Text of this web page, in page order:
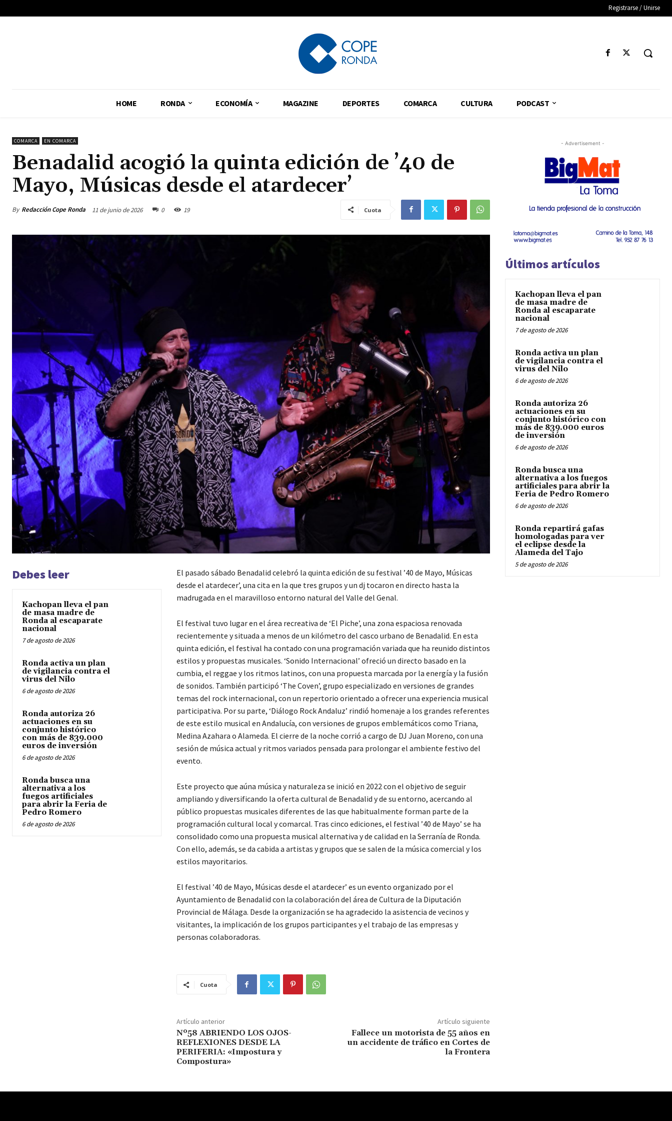
Registrarse / Unirse
HOME RONDA ECONOMÍA MAGAZINE DEPORTES COMARCA CULTURA PODCAST
COMARCA EN COMARCA
Benadalid acogió la quinta edición de ’40 de
Mayo, Músicas desde el atardecer’
By Redacción Cope Ronda 11 de junio de 2026 0 19 Cuota
Debes leer
Kachopan lleva el pan
de masa madre de
Ronda al escaparate
nacional
7 de agosto de 2026
Ronda activa un plan
de vigilancia contra el
virus del Nilo
6 de agosto de 2026
Ronda autoriza 26
actuaciones en su
conjunto histórico
con más de 839.000
euros de inversión
6 de agosto de 2026
Ronda busca una
alternativa a los
fuegos artificiales
para abrir la Feria de
Pedro Romero
6 de agosto de 2026
El pasado sábado Benadalid celebró la quinta edición de su festival ’40 de Mayo, Músicas
desde el atardecer’, una cita en la que tres grupos y un dj tocaron en directo hasta la
madrugada en el maravilloso entorno natural del Valle del Genal.
El festival tuvo lugar en el área recreativa de ‘El Piche’, una zona espaciosa renovada
recientemente y situada a menos de un kilómetro del casco urbano de Benadalid. En esta
quinta edición, el festival ha contado con una programación variada que ha reunido distintos
estilos y propuestas musicales. ‘Sonido Internacional’ ofreció un directo basado en la
cumbia, el reggae y los ritmos latinos, con una propuesta marcada por la energía y la fusión
de sonidos. También participó ‘The Coven’, grupo especializado en versiones de grandes
temas del rock internacional, con un repertorio orientado a ofrecer una experiencia musical
participativa. Por su parte, ‘Diálogo Rock Andaluz’ rindió homenaje a los grandes referentes
de este estilo musical en Andalucía, con versiones de grupos emblemáticos como Triana,
Medina Azahara o Alameda. El cierre de la noche corrió a cargo de DJ Juan Moreno, con una
sesión de música actual y ritmos variados pensada para prolongar el ambiente festivo del
evento.
Este proyecto que aúna música y naturaleza se inició en 2022 con el objetivo de seguir
ampliando y diversificando la oferta cultural de Benadalid y de su entorno, acercando al
público propuestas musicales diferentes de las que habitualmente forman parte de la
programación cultural local y comarcal. Tras cinco ediciones, el festival ’40 de Mayo’ se ha
consolidado como una propuesta musical alternativa y de calidad en la Serranía de Ronda.
Con ello, además, se da cabida a artistas y grupos que se salen de la música comercial y los
estilos mayoritarios.
El festival ’40 de Mayo, Músicas desde el atardecer’ es un evento organizado por el
Ayuntamiento de Benadalid con la colaboración del área de Cultura de la Diputación
Provincial de Málaga. Desde la organización se ha agradecido la asistencia de vecinos y
visitantes, la implicación de los grupos participantes y el trabajo de las empresas y
personas colaboradoras.
Cuota
Artículo anterior
Nº58 ABRIENDO LOS OJOS-
REFLEXIONES DESDE LA
PERIFERIA: «Impostura y
Compostura»
Artículo siguiente
Fallece un motorista de 55 años en
un accidente de tráfico en Cortes de
la Frontera
- Advertisement -
Últimos artículos
Kachopan lleva el pan
de masa madre de
Ronda al escaparate
nacional
7 de agosto de 2026
Ronda activa un plan
de vigilancia contra el
virus del Nilo
6 de agosto de 2026
Ronda autoriza 26
actuaciones en su
conjunto histórico con
más de 839.000 euros
de inversión
6 de agosto de 2026
Ronda busca una
alternativa a los fuegos
artificiales para abrir la
Feria de Pedro Romero
6 de agosto de 2026
Ronda repartirá gafas
homologadas para ver
el eclipse desde la
Alameda del Tajo
5 de agosto de 2026